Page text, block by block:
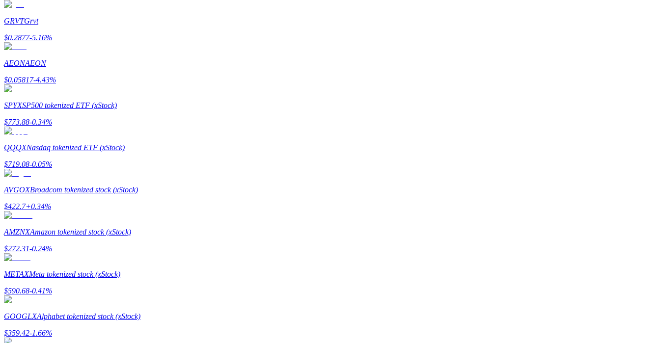
Станьте копи-трейдером
Наслаждайтесь распределением прибыли и комиссиями за копи-трейдинг
Информация
Анализ больших данных, включая торговую информацию и т. д.
Гид
Руководство для начинающих по фьючерсам
GRVTGrvt
$0.2877-5.16%
AEONAEON
$0.05817-4.43%
SPYXSP500 tokenized ETF (xStock)
$773.88-0.34%
QQQXNasdaq tokenized ETF (xStock)
$719.08-0.05%
AVGOXBroadcom tokenized stock (xStock)
$422.7+0.34%
AMZNXAmazon tokenized stock (xStock)
$272.31-0.24%
METAXMeta tokenized stock (xStock)
$590.68-0.41%
GOOGLXAlphabet tokenized stock (xStock)
$359.42-1.66%